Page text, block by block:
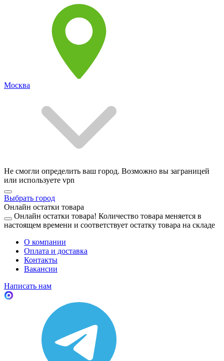
Москва
Не смогли определить ваш город. Возможно вы заграницей
или используете vpn
Выбрать город
Онлайн остатки товара
Онлайн остатки товара! Количество товара меняется в
настоящем времени и соответствует остатку товара на складе
О компании
Оплата и доставка
Контакты
Вакансии
Написать нам